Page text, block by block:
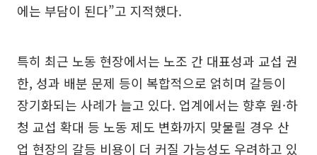
에는 부담이 된다”고 지적했다.
특히 최근 노동 현장에서는 노조 간 대표성과 교섭 권
한, 성과 배분 문제 등이 복합적으로 얽히며 갈등이
장기화되는 사례가 늘고 있다. 업계에서는 향후 원·하
청 교섭 확대 등 노동 제도 변화까지 맞물릴 경우 산
업 현장의 갈등 비용이 더 커질 가능성도 우려하고 있